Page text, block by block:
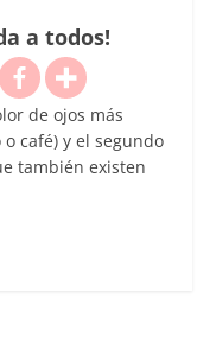
a todos!
de ojos más
café) y el segundo
también existen